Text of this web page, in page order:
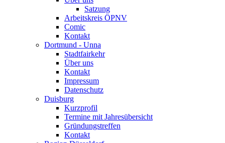
Satzung
Arbeitskreis ÖPNV
Comic
Kontakt
Dortmund - Unna
Stadtfairkehr
Über uns
Kontakt
Impressum
Datenschutz
Duisburg
Kurzprofil
Termine mit Jahresübersicht
Gründungstreffen
Kontakt